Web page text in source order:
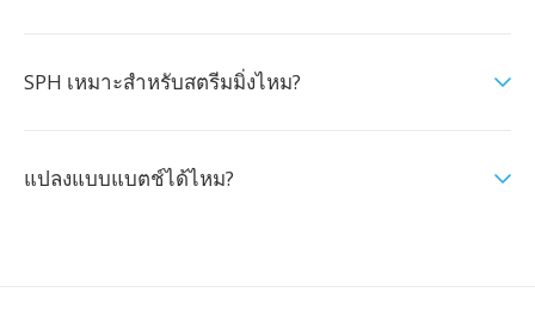
SPH เหมาะสำหรับสตรีมมิ่งไหม?
แปลงแบบแบตช์ได้ไหม?